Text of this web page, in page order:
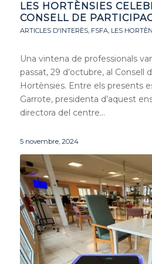
LES HORTÈNSIES
CONSELL DE
ARTICLES D'INTERÈS, FSFA, LES
Una vintena de professionals
passat, 29 d’octubre, al Consell
Hortènsies. Entre els presents
Garrote, presidenta d’aquest
directora del centre…
5 novembre, 2024